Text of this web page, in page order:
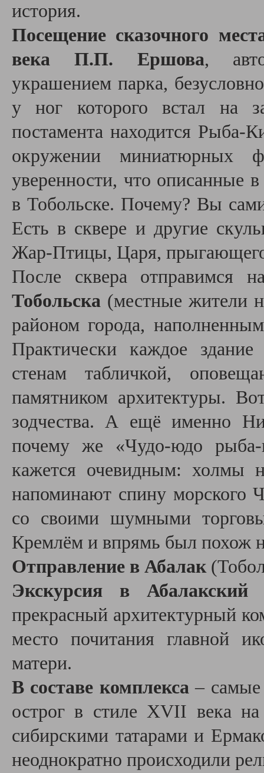
история.
Посещение сказочного
века П.П. Ершова,
украшением парка,
у ног которого встал на
постамента находится Рыба-
окружении миниатюрных
уверенности, что описанные
в Тобольске. Почему? Вы
Есть в сквере и другие
Жар-Птицы, Царя,
После сквера отправимся
Тобольска (местные жители
районом города,
Практически каждое
стенам табличкой,
памятником архитектуры.
зодчества. А ещё именно
почему же «Чудо-юдо рыба-
кажется очевидным: холмы
напоминают спину морского
со своими шумными
Кремлём и впрямь был похож
Отправление в Абалак
Экскурсия в Абалакский
прекрасный архитектурный
место почитания главной
матери.
В составе комплекса– самые
острог в стиле XVII века
сибирскими татарами и
неоднократно происходили